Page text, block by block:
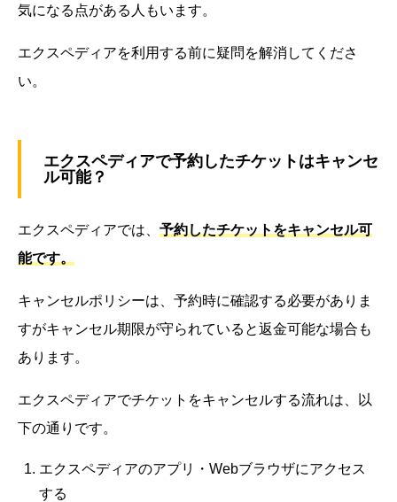
気になる点がある人もいます。
エクスペディアを利用する前に疑問を解消してくださ
い。
エクスペディアで予約したチケットはキャンセ
ル可能？
エクスペディアでは、 予約したチケットをキャンセル可
能です。
キャンセルポリシーは、予約時に確認する必要がありま
すがキャンセル期限が守られていると返金可能な場合も
あります。
エクスペディアでチケットをキャンセルする流れは、以
下の通りです。
エクスペディアのアプリ・Webブラウザにアクセス
する